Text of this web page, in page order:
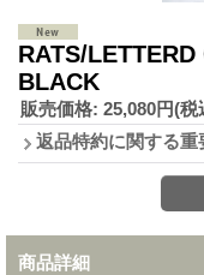
RATS/
BLACK
販売価格: 25,080円(税
返品特約に関する重
商品詳細